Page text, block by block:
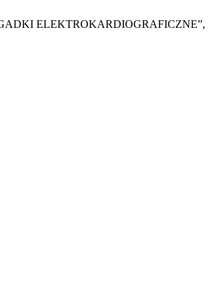
ELEKTROKARDIOGRAFICZNE”,